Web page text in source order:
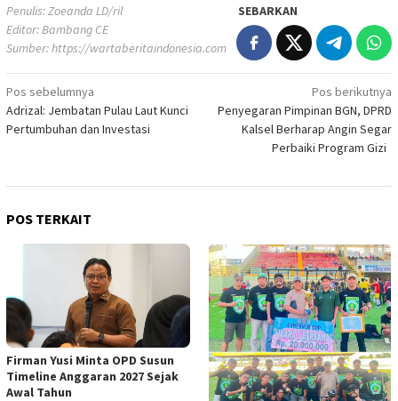
Penulis: Zoeanda LD/ril
Editor: Bambang CE
Sumber:https://wartaberitaindonesia.com
SEBARKAN
Navigasi
pos
Pos sebelumnya
Adrizal: Jembatan Pulau Laut Kunci
Pertumbuhan dan Investasi
Pos berikutnya
Penyegaran Pimpinan BGN, DPRD
Kalsel Berharap Angin Segar
Perbaiki Program Gizi
POS TERKAIT
Firman Yusi Minta OPD Susun
Timeline Anggaran 2027 Sejak
Awal Tahun